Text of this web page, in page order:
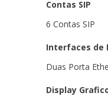
Contas SIP
6 Contas SIP
Interfaces de
Duas Porta
Display